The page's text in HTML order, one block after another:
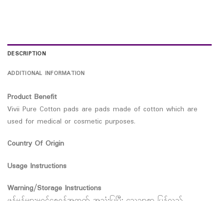
DESCRIPTION
ADDITIONAL INFORMATION
Product Benefit
Vivii Pure Cotton pads are pads made of cotton which are
used for medical or cosmetic purposes.
Country Of Origin
Usage Instructions
Warning/Storage Instructions